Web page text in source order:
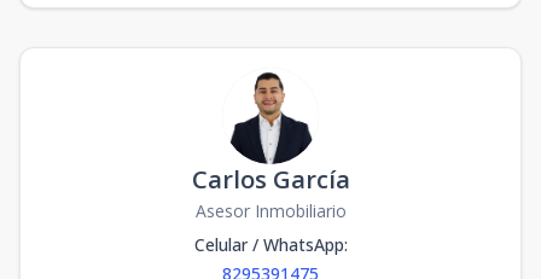
Carlos García
Asesor Inmobiliario
Celular / WhatsApp:
8295391475